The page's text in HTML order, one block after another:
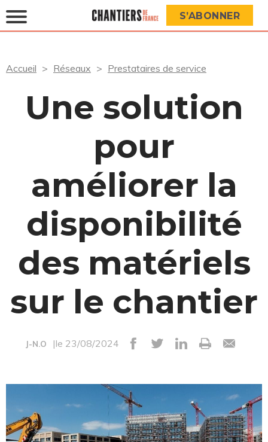
S’ABONNER
Accueil Réseaux Prestataires de service
Une solution
pour
améliorer la
disponibilité
des matériels
sur le chantier
J-N.O |le 23/08/2024